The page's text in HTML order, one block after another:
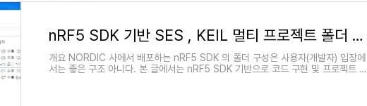
nRF5 SDK 기반 SES , KEIL 멀티 프로젝트 폴더 구축 및 프로젝트 템플릿3
개요 NORDIC 사에서 배포하는 nRF5 SDK 의 폴더 구성은 사용자(개발자) 입장에
서는 좋은 구조 아니다. 본 글에서는 nRF5 SDK 기반으로 코드 구현 및 프로젝트 관